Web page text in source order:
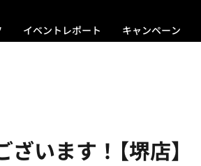
イベントレポート キャンペーン
います！【堺店】